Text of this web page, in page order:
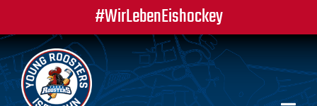
#WirLebenEishockey